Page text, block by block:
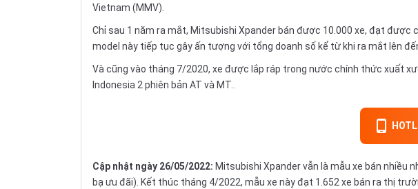
Vietnam (MMV).
Chỉ sau 1 năm ra mắt, Mitsubishi Xpanderbán được 10.000 xe, đạt được
model này tiếp tục gây ấn tượng với tổng doanh số kể từ khi ra mắt lên
Và cũng vào tháng 7/2020, xe được lắp ráp trong nước chính thức xuất
Indonesia 2 phiên bản AT và MT..
Cập nhật ngày 26/05/2022: Mitsubishi Xpander vẫn là mẫu xe bán nhiều
bạ ưu đãi). Kết thúc tháng 4/2022, mẫu xe này đạt 1.652 xe bán ra thị